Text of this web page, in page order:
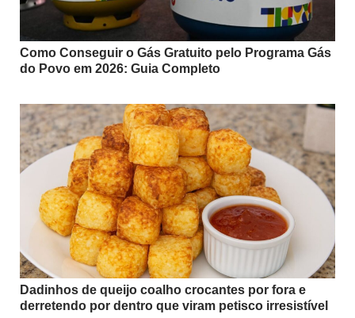
Como Conseguir o Gás Gratuito pelo Programa Gás
do Povo em 2026: Guia Completo
Dadinhos de queijo coalho crocantes por fora e
derretendo por dentro que viram petisco irresistível